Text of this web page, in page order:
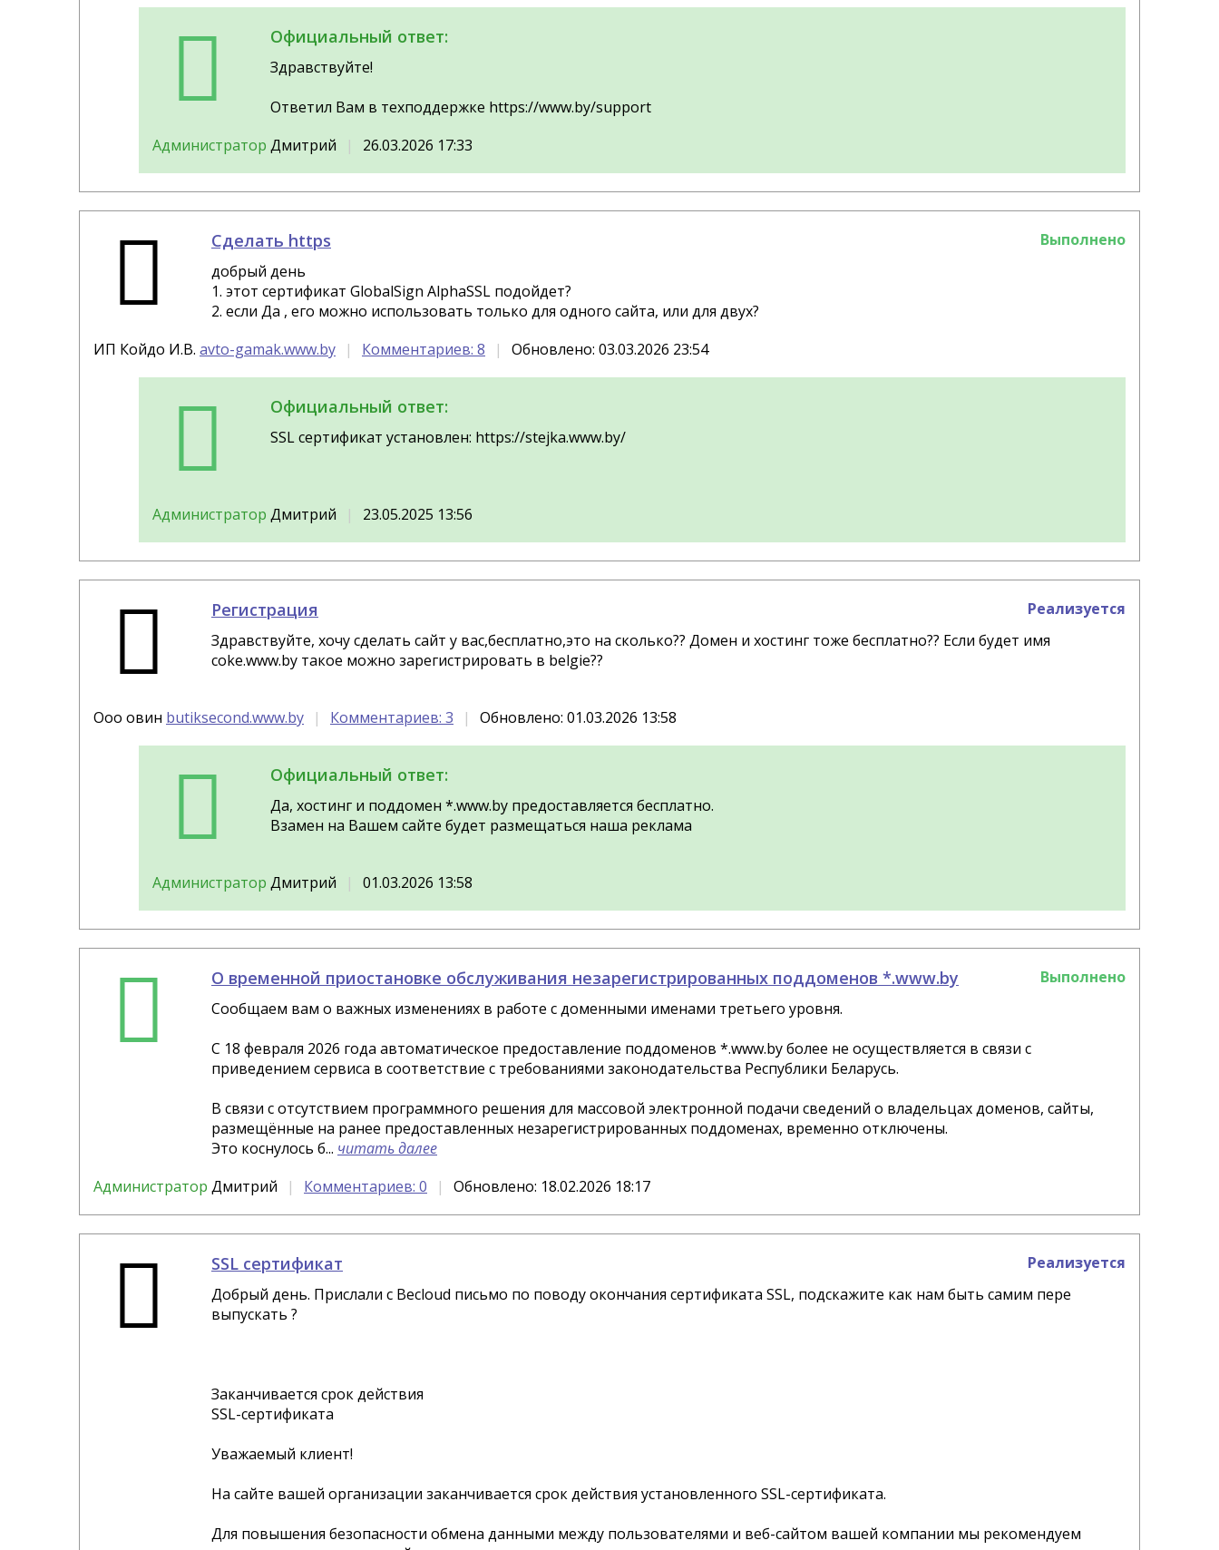
Официальный ответ:
Здравствуйте!
Ответил Вам в техподдержке https://www.by/support
Администратор Дмитрий 26.03.2026 17:33
Выполнено
Сделать https
добрый день
1. этот сертификат GlobalSign AlphaSSL подойдет?
2. если Да , его можно использовать только для одного сайта, или для двух?
ИП Койдо И.В. avto-gamak.www.by Комментариев: 8 Обновлено: 03.03.2026 23:54
Официальный ответ:
SSL сертификат установлен: https://stejka.www.by/
Администратор Дмитрий 23.05.2025 13:56
Реализуется
Регистрация
Здравствуйте, хочу сделать сайт у вас,бесплатно,это на сколько?? Домен и хостинг тоже бесплатно?? Если будет имя
coke.www.by такое можно зарегистрировать в belgie??
Ооо овин butiksecond.www.by Комментариев: 3 Обновлено: 01.03.2026 13:58
Официальный ответ:
Да, хостинг и поддомен *.www.by предоставляется бесплатно.
Взамен на Вашем сайте будет размещаться наша реклама
Администратор Дмитрий 01.03.2026 13:58
Выполнено
О временной приостановке обслуживания незарегистрированных поддоменов *.www.by
Сообщаем вам о важных изменениях в работе с доменными именами третьего уровня.
С 18 февраля 2026 года автоматическое предоставление поддоменов *.www.by более не осуществляется в связи с
приведением сервиса в соответствие с требованиями законодательства Республики Беларусь.
В связи с отсутствием программного решения для массовой электронной подачи сведений о владельцах доменов, сайты,
размещённые на ранее предоставленных незарегистрированных поддоменах, временно отключены.
Это коснулось б... читать далее
Администратор Дмитрий Комментариев: 0 Обновлено: 18.02.2026 18:17
Реализуется
SSL сертификат
Добрый день. Прислали с Becloud письмо по поводу окончания сертификата SSL, подскажите как нам быть самим пере
выпускать ?
Заканчивается срок действия
SSL-сертификата
Уважаемый клиент!
На сайте вашей организации заканчивается срок действия установленного SSL-сертификата.
Для повышения безопасности обмена данными между пользователями и веб-сайтом вашей компании мы рекомендуем